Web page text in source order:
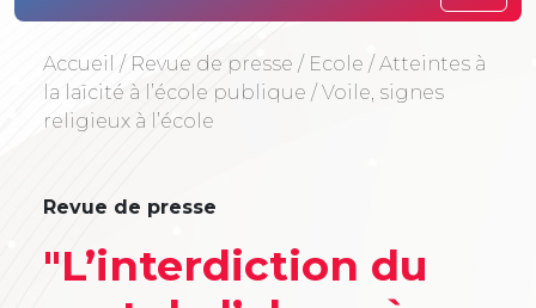
Accueil / Revue de presse / Ecole / Atteintes à
la laïcité à l’école publique / Voile, signes
religieux à l’école
Revue de presse
"L’interdiction du